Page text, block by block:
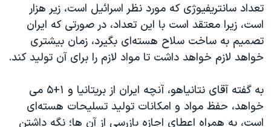
تعداد سانتریفیوژی که مورد نظر اسرائیل است، زیر هزار
است، زیرا معتقد است با این تعداد، در صورتی که ایران
تصمیم به ساخت سلاح هسته‌ای بگیرد، زمان بیشتری
خواهد لازم خواهد داشت تا مواد لازم را برای آن تولید کند.
به گفته آقای نتانیاهو، آنچه ایران از بریتانیا و ۱+۵ می
خواهد، حفظ مواد و امکانات تولید تسلیحات هسته‌ای
است، به همراه اعطای اجازه بازرسی از آن ها؛ نگه داشتن